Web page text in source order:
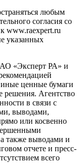
любым
согласия со
www.raexpert.ru
указанных
«Эксперт РА» и
иные ценные бумаги
решения. Агентство
в связи с
выводами,
или косвенно
также выводами и
отчете и пресс-
всего